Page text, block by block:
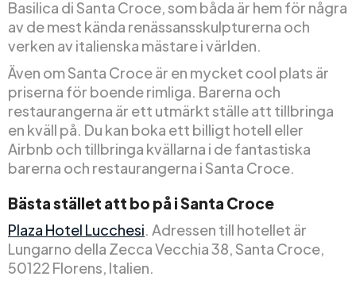
Basilica di Santa Croce, som båda är hem för några
av de mest kända renässansskulpturerna och
verken av italienska mästare i världen.
Även om Santa Croce är en mycket cool plats är
priserna för boende rimliga. Barerna och
restaurangerna är ett utmärkt ställe att tillbringa
en kväll på. Du kan boka ett billigt hotell eller
Airbnb och tillbringa kvällarna i de fantastiska
barerna och restaurangerna i Santa Croce.
Bästa stället att bo på i Santa Croce
Plaza Hotel Lucchesi. Adressen till hotellet är
Lungarno della Zecca Vecchia 38, Santa Croce,
50122 Florens, Italien.